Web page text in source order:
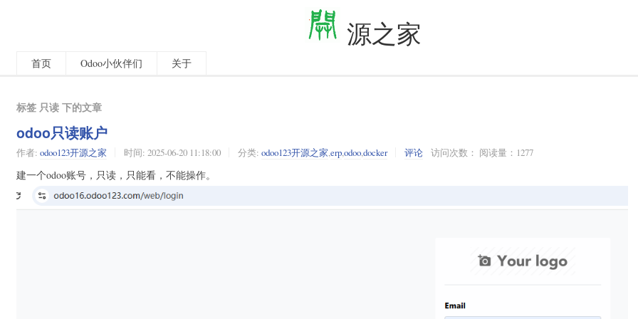
源之家
首页 Odoo小伙伴们 关于
标签 只读 下的文章
odoo只读账户
作者:odoo123开源之家 时间:2025-06-20 11:18:00 分类:odoo123开源之家,erp,odoo,docker 评论 访问次数： 阅读量：1277
建一个odoo账号，只读，只能看，不能操作。